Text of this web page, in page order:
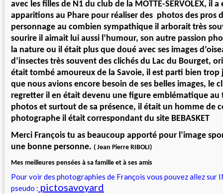
avec les filles de N1 du club de la MOTTE-SERVOLEX, il
apparitions au Phare pour réaliser des photos des pros
personnage au combien sympathique il arborait très
sourire il aimait lui aussi l’humour, son autre passion
la nature ou il était plus que doué avec ses images
d’insectes très souvent des clichés du Lac du Bourget,
était tombé amoureux de la Savoie, il est parti bien trop
que nous avions encore besoin de ses belles images, le
regretter il en était devenu une figure emblématique au
photos et surtout de sa présence, il était un homme de
photographe il était correspondant du site BEBASKET
Merci François tu as beaucoup apporté pour l’image
une bonne personne. ( Jean Pierre RIBOLI)
Mes meilleures pensées à sa famille et à ses amis
Pour voir des photographies de François vous pouvez allez sur
pseudo : pictosavoyard